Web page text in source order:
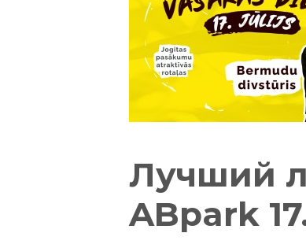
Лучший
ABpark